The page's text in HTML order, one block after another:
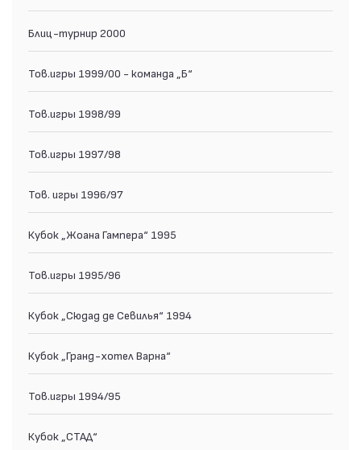
Блиц-турнир 2000
Тов.игры 1999/00 - команда „Б“
Тов.игры 1998/99
Тов.игры 1997/98
Тов. игры 1996/97
Кубок „Жоана Гампера“ 1995
Тов.игры 1995/96
Кубок „Сюдад де Севилья“ 1994
Кубок „Гранд-хотел Варна“
Тов.игры 1994/95
Кубок „СТАД“